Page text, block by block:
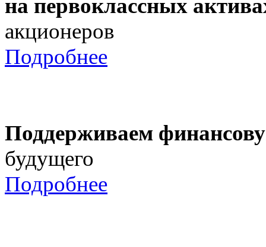
на первоклассных
акционеров
Подробнее
Поддерживаем
будущего
Подробнее